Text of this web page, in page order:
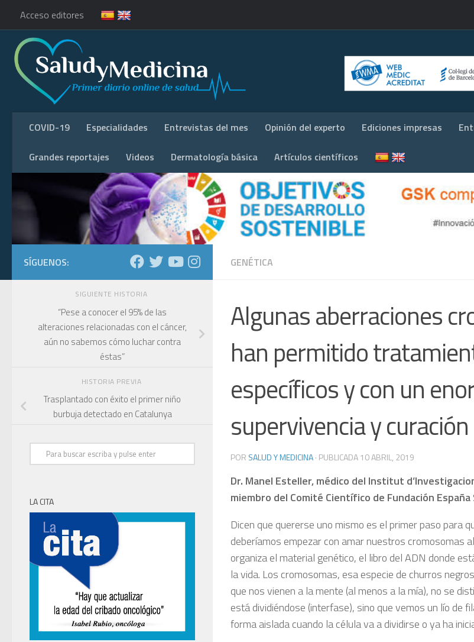
Acceso editores
COVID-19 Especialidades Entrevistas del mes Opinión del experto Ediciones impresas
Grandes reportajes Videos Dermatología básica Artículos científicos
GENÉTICA
Algunas aberraciones
han permitido
específicos y con un
supervivencia y curación
POR SALUD Y MEDICINA· PUBLICADA10 ABRIL, 2019
Dr. Manel Esteller, médico del Institut
miembro del Comité Científico de Fundación España
Dicen que quererse uno mismo es el primer paso para
deberíamos empezar con amar nuestros cromosomas
organiza el material genético, el libro del ADN donde
la vida. Los cromosomas, esa especie de churros
que nos vienen a la mente (al menos a la mía), no se
está dividiéndose (interfase), sino que vemos un lío de
forma aislada cuando la célula va a dividirse o ya ha
SÍGUENOS:
SIGUIENTE HISTORIA
“Pese a conocer el 95% de las
alteraciones relacionadas con el cáncer,
aún no sabemos cómo luchar contra
éstas”
HISTORIA PREVIA
Trasplantado con éxito el primer niño
burbuja detectado en Catalunya
LA CITA